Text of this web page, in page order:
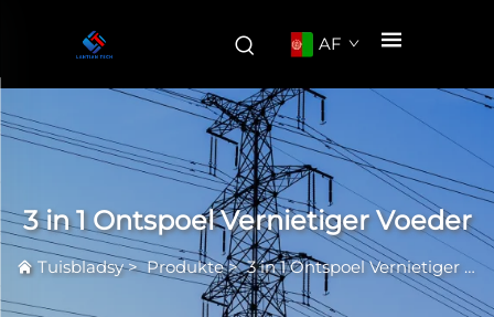
AF
3 in 1 Ontspoel Vernietiger Voeder
Tuisbladsy>Produkte>3 in 1 Ontspoel Vernietiger Voeder